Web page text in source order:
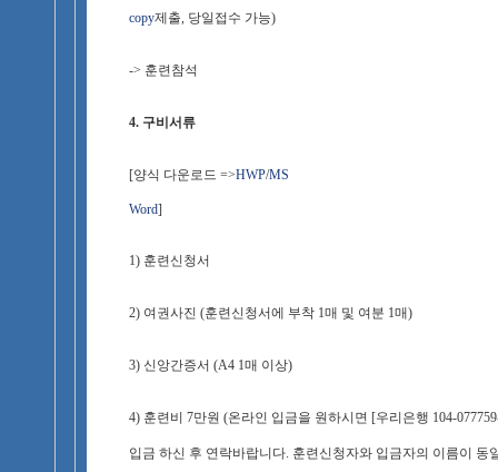
copy제출, 당일접수 가능)
-> 훈련참석
4. 구비서류
[양식 다운로드 =>HWP/MS
Word]
1) 훈련신청서
2) 여권사진 (훈련신청서에 부착 1매 및 여분 1매)
3) 신앙간증서 (A4 1매 이상)
4) 훈련비 7만원 (온라인 입금을 원하시면 [우리은행 104-
입금 하신 후 연락바랍니다. 훈련신청자와 입금자의 이름이 동